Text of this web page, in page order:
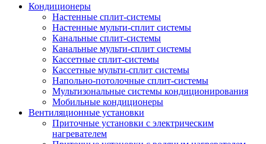
Кондиционеры
Настенные сплит-системы
Настенные мульти-сплит системы
Канальные сплит-системы
Канальные мульти-сплит системы
Кассетные сплит-системы
Кассетные мульти-сплит системы
Напольно-потолочные сплит-системы
Мультизональные системы кондиционирования
Мобильные кондиционеры
Вентиляционные установки
Приточные установки с электрическим
нагревателем